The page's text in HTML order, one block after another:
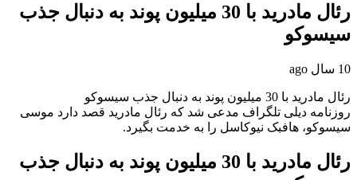
رئال مادرید با 30 میلیون پوند به دنبال جذب
سیسوکو
10 سال ago
رئال مادرید با 30 میلیون پوند به دنبال جذب سیسوکو
روزنامه دیلی تلگراف مدعی شد که رئال مادرید قصد دارد موسی
سیسوکو، هافبک نیوکاسل را به خدمت بگیرد.
رئال مادرید با 30 میلیون پوند به دنبال جذب